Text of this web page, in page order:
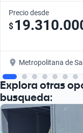
Precio desde
$
Metropolitana de
Explora otras
busqueda: